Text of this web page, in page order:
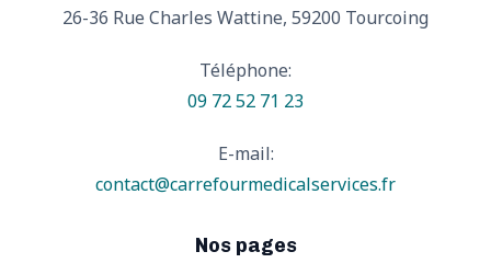
26-36 Rue Charles Wattine, 59200 Tourcoing
Téléphone:
09 72 52 71 23
E-mail:
contact@carrefourmedicalservices.fr
Nos pages